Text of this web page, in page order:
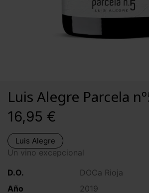
Luis Alegre Parcela
16,95 €
Luis Alegre
Un vino excepcional
D.O.
DOCa Rioja
Año
2019